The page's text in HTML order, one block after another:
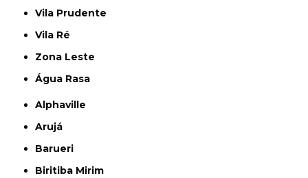
Vila Prudente
Vila Ré
Zona Leste
Água Rasa
Alphaville
Arujá
Barueri
Biritiba Mirim